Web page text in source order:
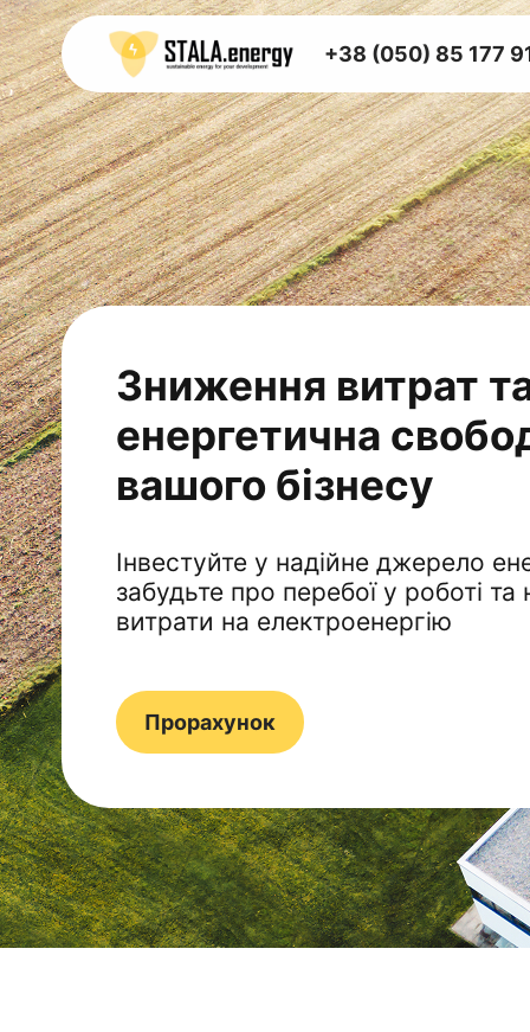
+38 (050) 85 177
Зниження витрат
енергетична
вашого бізнесу
Інвестуйте у надійне джерело
забудьте про перебої у роботі та
витрати на електроенергію
Прорахунок